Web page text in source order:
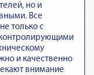
но и
Все
только с
контролирующими
и качественно
внимание